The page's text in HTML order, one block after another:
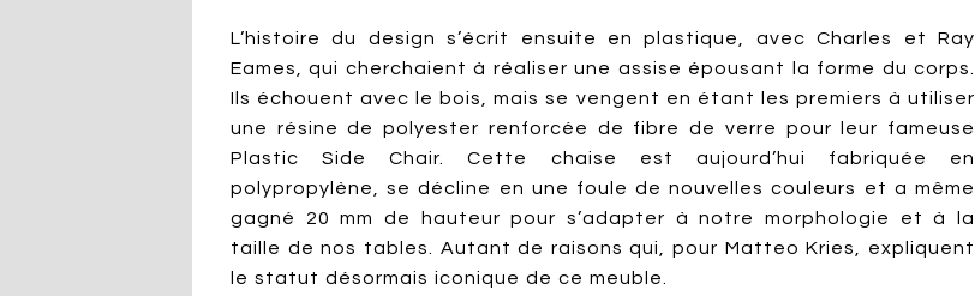
L’histoire du design s’écrit ensuite en plastique, avec Charles et Ray
Eames, qui cherchaient à réaliser une assise épousant la forme du corps.
Ils échouent avec le bois, mais se vengent en étant les premiers à utiliser
une résine de polyester renforcée de fibre de verre pour leur fameuse
Plastic Side Chair. Cette chaise est aujourd’hui fabriquée en
polypropylène, se décline en une foule de nouvelles couleurs et a même
gagné 20 mm de hauteur pour s’adapter à notre morphologie et à la
taille de nos tables. Autant de raisons qui, pour Matteo Kries, expliquent
le statut désormais iconique de ce meuble.